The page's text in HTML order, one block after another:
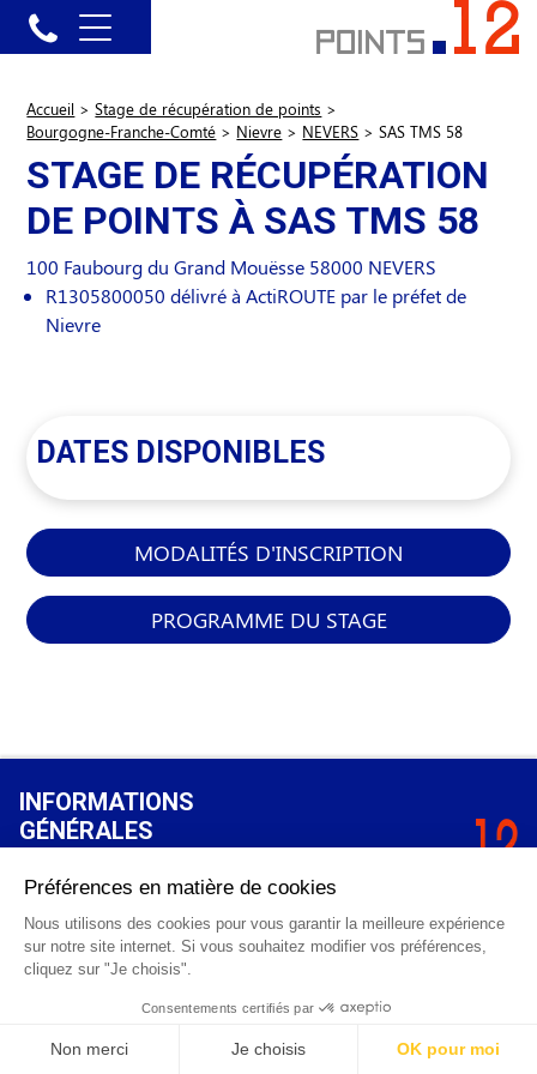
Accueil > Stage de récupération de points >
Bourgogne-Franche-Comté > Nievre > NEVERS > SAS TMS 58
STAGE DE RÉCUPÉRATION
DE POINTS À SAS TMS 58
100 Faubourg du Grand Mouësse 58000 NEVERS
R1305800050 délivré à ActiROUTE par le préfet de
Nievre
DATES DISPONIBLES
MODALITÉS D'INSCRIPTION
PROGRAMME DU STAGE
INFORMATIONS
GÉNÉRALES
FAQ
CGV
Mentions légales
Contact
info@points12.fr